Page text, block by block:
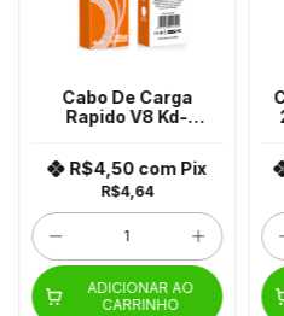
Cabo De Carga
Rapido V8 Kd-
R$4,64
R$4,50 com Pix
ADICIONAR AO
CARRINHO